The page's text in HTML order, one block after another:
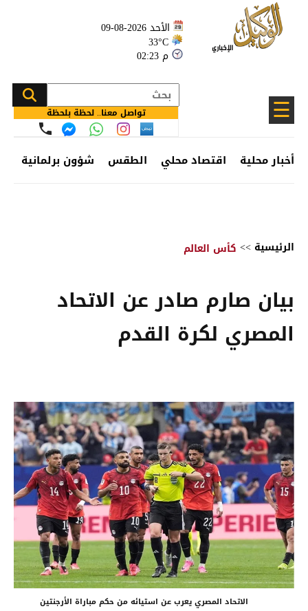
الأحد 2026-08-09
33°C
02:23 م
☰ تواصل معنا.. لحظة بلحظة
أخبار محلية اقتصاد محلي الطقس شؤون برلمانية
الرئيسية >> كأس العالم
بيان صارم صادر عن الاتحاد
المصري لكرة القدم
الاتحاد المصري يعرب عن استيائه من حكم مباراة الأرجنتين